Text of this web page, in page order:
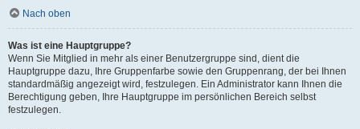
Nach oben
Was ist eine Hauptgruppe?
Wenn Sie Mitglied in mehr als einer Benutzergruppe sind, dient die
Hauptgruppe dazu, Ihre Gruppenfarbe sowie den Gruppenrang, der bei Ihnen
standardmäßig angezeigt wird, festzulegen. Ein Administrator kann Ihnen die
Berechtigung geben, Ihre Hauptgruppe im persönlichen Bereich selbst
festzulegen.